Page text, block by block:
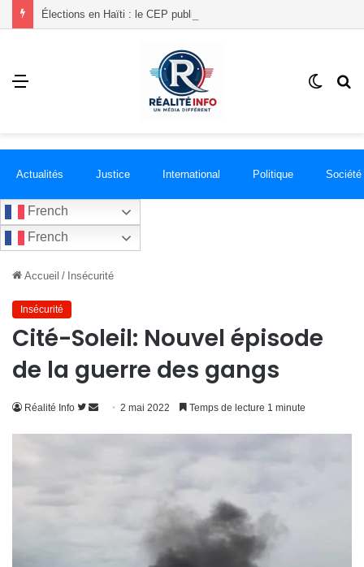
Menu
Switch
Actualités Justice International Politique Société
French
French
Accueil / Insécurité
Insécurité
Cité-Soleil: Nouvel épisode
de la guerre des gangs
Réalité Info
Suivre
Envoyer2 mai 2022 Temps de lecture 1 minute